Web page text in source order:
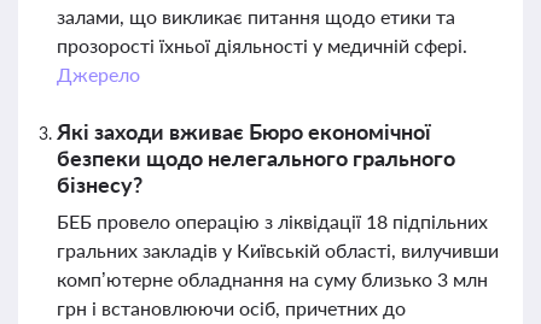
залами, що викликає питання щодо етики та
прозорості їхньої діяльності у медичній сфері.
Джерело
Які заходи вживає Бюро економічної
безпеки щодо нелегального грального
бізнесу?
БЕБ провело операцію з ліквідації 18 підпільних
гральних закладів у Київській області, вилучивши
комп’ютерне обладнання на суму близько 3 млн
грн і встановлюючи осіб, причетних до